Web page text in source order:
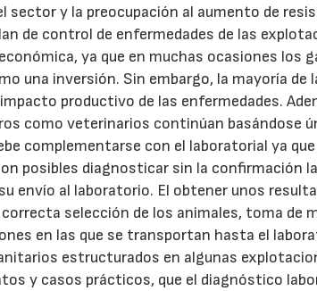
sector y la preocupación al aumento de
de control de enfermedades de las
ya que en muchas ocasiones los
una inversión. Sin embargo, la mayoría
productivo de las enfermedades.
como veterinarios continúan basándose
complementarse con el laboratorial ya
posibles diagnosticar sin la confirmación
envío al laboratorio. El obtener unos
selección de los animales, toma de
en las que se transportan hasta el
estructurados en algunas
y casos prácticos, que el diagnóstico